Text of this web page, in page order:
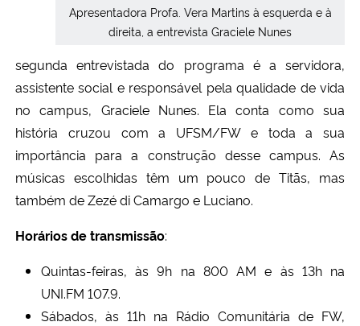
Apresentadora Profa. Vera Martins à esquerda e à
direita, a entrevista Graciele Nunes
segunda entrevistada do programa é a servidora,
assistente social e responsável pela qualidade de vida
no campus, Graciele Nunes. Ela conta como sua
história cruzou com a UFSM/FW e toda a sua
importância para a construção desse campus. As
músicas escolhidas têm um pouco de Titãs, mas
também de Zezé di Camargo e Luciano.
Horários de transmissão:
Quintas-feiras, às 9h na 800 AM e às 13h na
UNI.FM 107.9.
Sábados, às 11h na Rádio Comunitária de FW,